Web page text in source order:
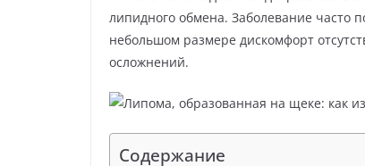
липидного обмена. Заболевание часто
небольшом размере дискомфорт
осложнений.
Содержание